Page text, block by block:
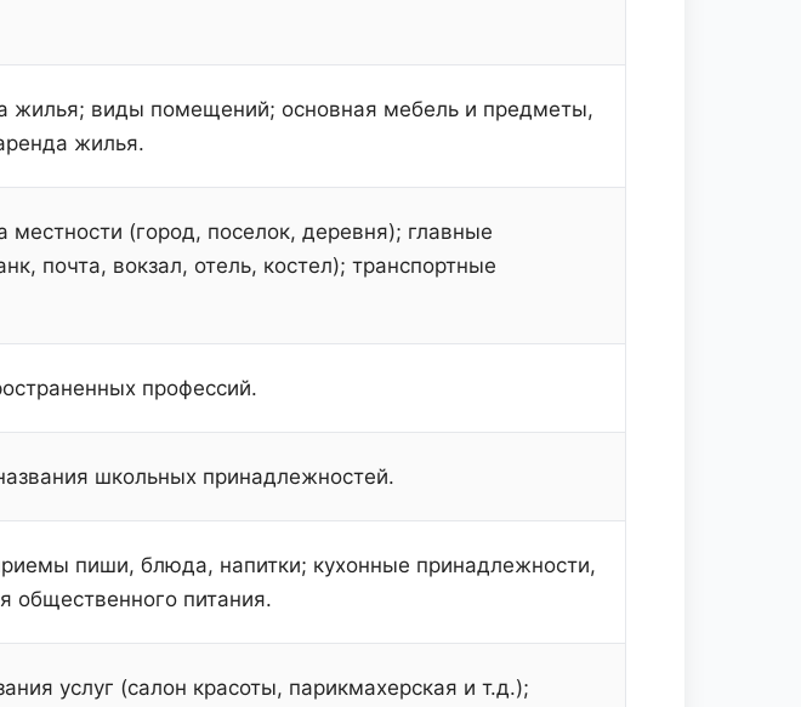
жилья; виды помещений; основная мебель и предметы,
жилья.
(город, поселок, деревня); главные
почта, вокзал, отель, костел); транспортные
профессий.
школьных принадлежностей.
пиши, блюда, напитки; кухонные принадлежности,
общественного питания.
услуг (салон красоты, парикмахерская и т.д.);